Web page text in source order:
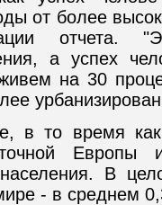
от более
отчета.
а успех
на 30
в то время как
Европы
населения. В
- в среднем